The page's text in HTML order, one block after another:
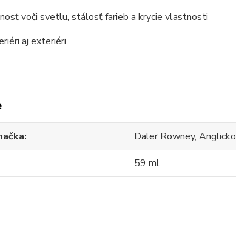
voči svetlu, stálosť farieb a krycie vlastnosti
aj exteriéri
Daler Rowney, Anglicko
59 ml